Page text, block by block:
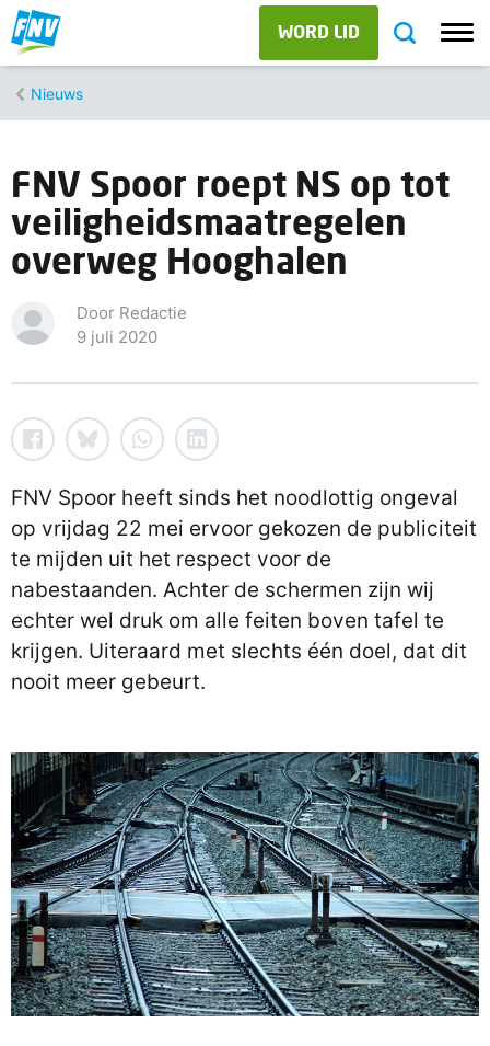
WORD LID
Nieuws
FNV Spoor roept NS op tot
veiligheidsmaatregelen
overweg Hooghalen
Door Redactie
9 juli 2020
FNV Spoor heeft sinds het noodlottig ongeval
op vrijdag 22 mei ervoor gekozen de publiciteit
te mijden uit het respect voor de
nabestaanden. Achter de schermen zijn wij
echter wel druk om alle feiten boven tafel te
krijgen. Uiteraard met slechts één doel, dat dit
nooit meer gebeurt.